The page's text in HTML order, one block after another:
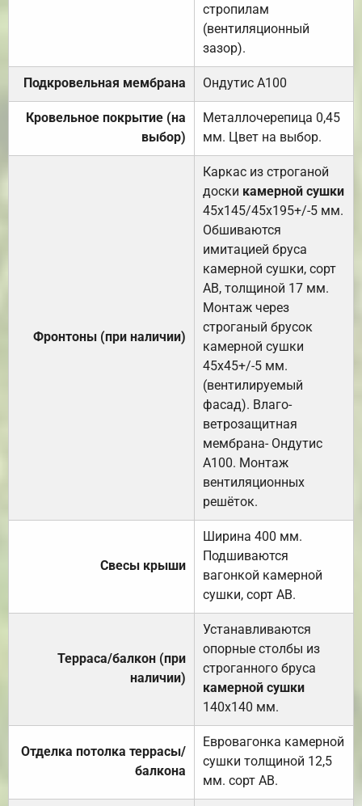
стропилам
(вентиляционный
зазор).
Подкровельная мембрана Ондутис А100
Кровельное покрытие (на
выбор)
Металлочерепица 0,45
мм. Цвет на выбор.
Фронтоны (при наличии)
Каркас из строганой
доски камерной сушки
45х145/45х195+/-5 мм.
Обшиваются
имитацией бруса
камерной сушки, сорт
АВ, толщиной 17 мм.
Монтаж через
строганый брусок
камерной сушки
45х45+/-5 мм.
(вентилируемый
фасад). Влаго-
ветрозащитная
мембрана- Ондутис
А100. Монтаж
вентиляционных
решёток.
Свесы крыши
Ширина 400 мм.
Подшиваются
вагонкой камерной
сушки, сорт АВ.
Терраса/балкон (при
наличии)
Устанавливаются
опорные столбы из
строганного бруса
камерной сушки
140х140 мм.
Отделка потолка террасы/
балкона
Евровагонка камерной
сушки толщиной 12,5
мм. сорт АВ.